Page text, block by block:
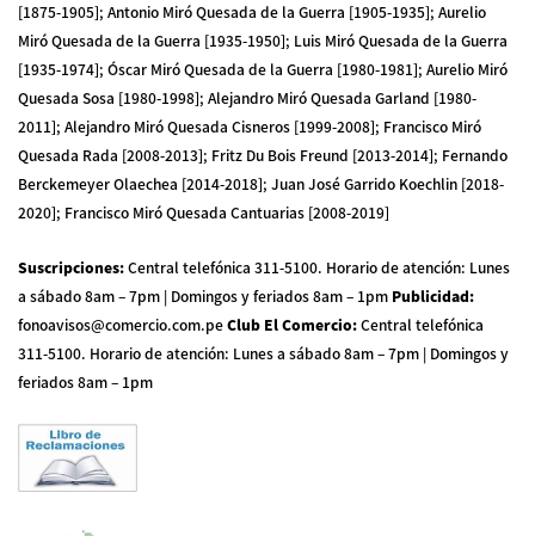
[1875-1905]; Antonio Miró Quesada de la Guerra [1905-1935]; Aurelio
Miró Quesada de la Guerra [1935-1950]; Luis Miró Quesada de la Guerra
[1935-1974]; Óscar Miró Quesada de la Guerra [1980-1981]; Aurelio Miró
Quesada Sosa [1980-1998]; Alejandro Miró Quesada Garland [1980-
2011]; Alejandro Miró Quesada Cisneros [1999-2008]; Francisco Miró
Quesada Rada [2008-2013]; Fritz Du Bois Freund [2013-2014]; Fernando
Berckemeyer Olaechea [2014-2018]; Juan José Garrido Koechlin [2018-
2020]; Francisco Miró Quesada Cantuarias [2008-2019]
Suscripciones:Central telefónica 311-5100. Horario de atención: Lunes
a sábado 8am – 7pm | Domingos y feriados 8am – 1pm Publicidad:
fonoavisos@comercio.com.peClub El Comercio:Central telefónica
311-5100. Horario de atención: Lunes a sábado 8am – 7pm | Domingos y
feriados 8am – 1pm